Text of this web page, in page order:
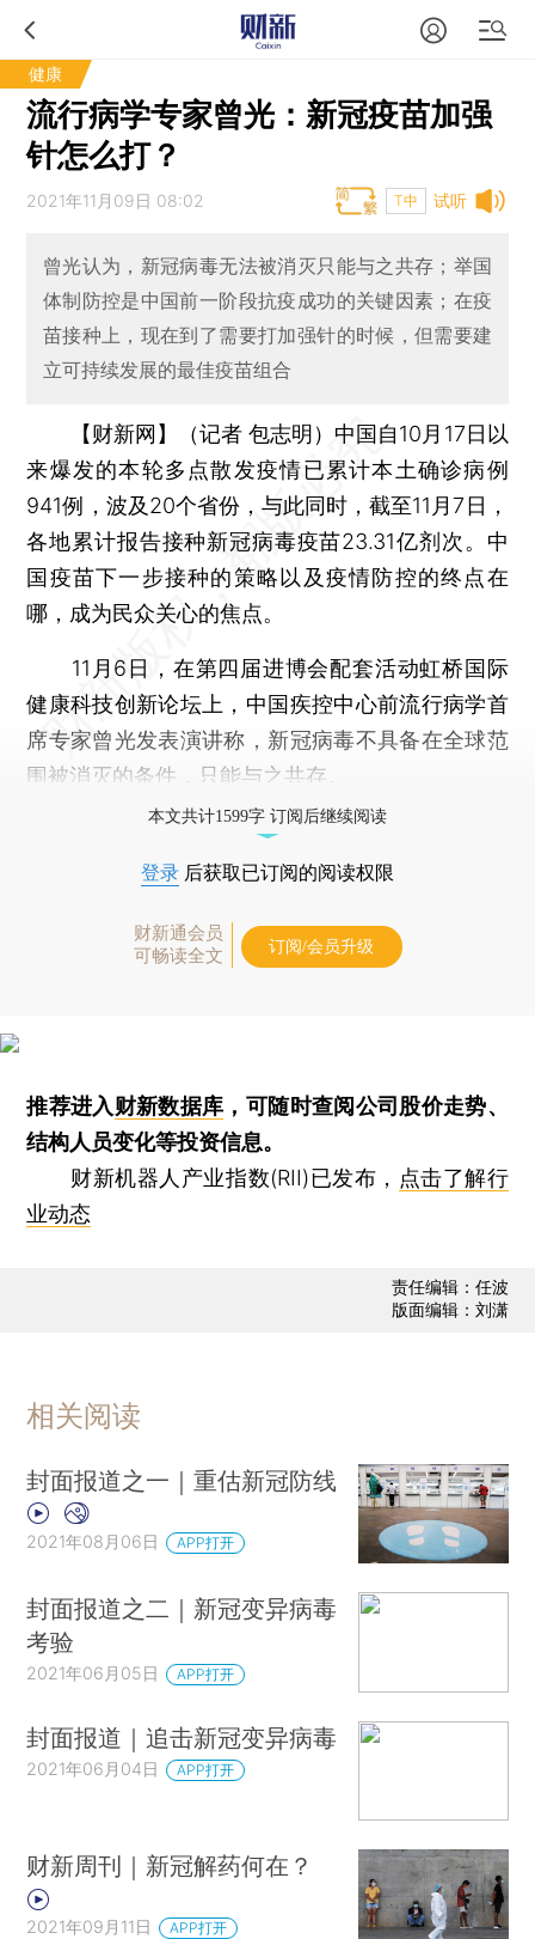
健康
流行病学专家曾光：新冠疫苗加强
针怎么打？
试听
2021年11月09日 08:02 T中
曾光认为，新冠病毒无法被消灭只能与之共存；举国
体制防控是中国前一阶段抗疫成功的关键因素；在疫
苗接种上，现在到了需要打加强针的时候，但需要建
立可持续发展的最佳疫苗组合
【财新网】（记者 包志明） 中国自10月17日以
来爆发的本轮多点散发疫情已累计本土确诊病例
941例，波及20个省份，与此同时，截至11月7日，
各地累计报告接种新冠病毒疫苗23.31亿剂次。中
国疫苗下一步接种的策略以及疫情防控的终点在
哪，成为民众关心的焦点。
11月6日，在第四届进博会配套活动虹桥国际
健康科技创新论坛上，中国疾控中心前流行病学首
席专家曾光发表演讲称，新冠病毒不具备在全球范
围被消灭的条件，只能与之共存。
本文共计1599字 订阅后继续阅读
登录 后获取已订阅的阅读权限
财新通会员
可畅读全文
订阅/会员升级
推荐进入财新数据库 ，可随时查阅公司股价走势、
结构人员变化等投资信息。
财新机器人产业指数(RII)已发布， 点击了解行
业动态
责任编辑：任波
版面编辑：刘潇
相关阅读
封面报道之一｜重估新冠防线
2021年08月06日 APP打开
封面报道之二｜新冠变异病毒
考验
2021年06月05日 APP打开
封面报道｜追击新冠变异病毒
2021年06月04日 APP打开
财新周刊｜新冠解药何在？
2021年09月11日 APP打开